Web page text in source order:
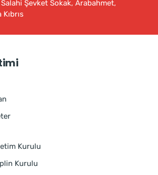
Şevket Sokak, Arabahmet,
Kurulu
Kurulu